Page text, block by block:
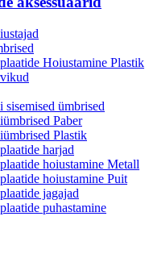
Hoiustamine Plastik
ümbrised
Paber
Plastik
harjad
hoiustamine Metall
hoiustamine Puit
jagajad
puhastamine